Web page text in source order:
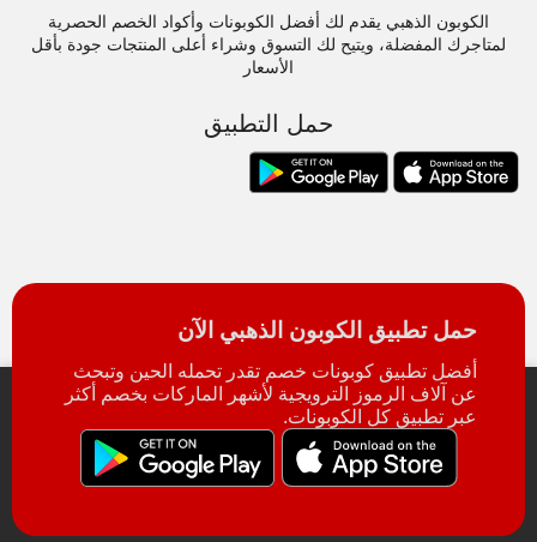
الكوبون الذهبي يقدم لك أفضل الكوبونات وأكواد الخصم الحصرية
لمتاجرك المفضلة، ويتيح لك التسوق وشراء أعلى المنتجات جودة بأقل
الأسعار
حمل التطبيق
حمل تطبيق الكوبون الذهبي الآن
أفضل تطبيق كوبونات خصم تقدر تحمله الحين وتبحث
عن آلاف الرموز الترويجية لأشهر الماركات بخصم أكثر
عبر تطبيق كل الكوبونات.